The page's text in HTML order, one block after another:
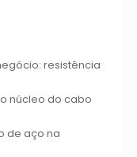
resistência
núcleo do cabo
de aço na